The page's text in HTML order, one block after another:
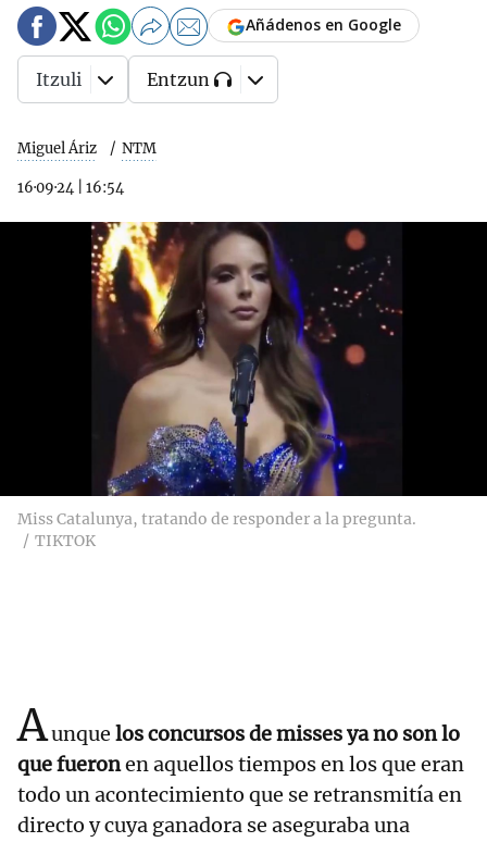
Miguel Áriz NTM
16·09·24 16:54
Añádenos en Google
Itzuli Entzun
Miss Catalunya, tratando de responder a la pregunta.
TIKTOK
Aunque los concursos de misses ya no son lo
que fueronen aquellos tiempos en los que eran
todo un acontecimiento que se retransmitía en
directo y cuya ganadora se aseguraba una